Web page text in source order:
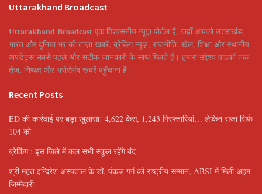
Uttarakhand Broadcast
Uttarakhand Broadcast एक विश्वसनीय न्यूज़ पोर्टल है, जहाँ आपको उत्तराखंड,
भारत और दुनिया भर की ताज़ा खबरें, ब्रेकिंग न्यूज़, राजनीति, खेल, शिक्षा और स्थानीय
अपडेट्स सबसे पहले और सटीक जानकारी के साथ मिलते हैं। हमारा उद्देश्य पाठकों तक
तेज़, निष्पक्ष और भरोसेमंद खबरें पहुँचाना है।
Recent Posts
ED की कार्रवाई पर बड़ा खुलासा! 4,622 केस, 1,243 गिरफ्तारियां… लेकिन सजा सिर्फ
104 को
ब्रेकिंग : इस जिले में कल सभी स्कूल रहेंगे बंद
श्री महंत इन्दिरेश अस्पताल के डॉ. पंकज गर्ग को राष्ट्रीय सम्मान, ABSI में मिली अहम
जिम्मेदारी